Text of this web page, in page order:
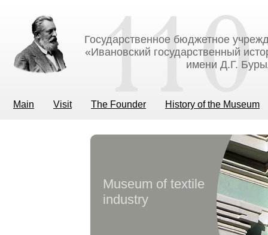
Государственное бюджетное
«Ивановский государственный
имени Д.Г.
Main Visit The Founder History of the Museum
Museum of textile
industry